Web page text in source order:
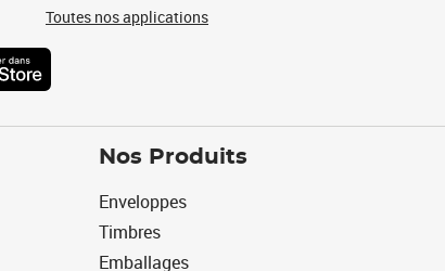
Toutes nos applications
Nos Produits
Enveloppes
Timbres
Emballages